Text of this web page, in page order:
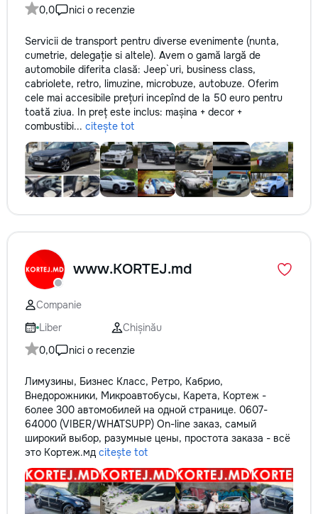
0,0
nici o recenzie
Servicii de transport pentru diverse evenimente (nunta,
cumetrie, delegație si altele). Avem o gamă largă de
automobile diferita clasă: Jeep`uri, business class,
cabriolete, retro, limuzine, microbuze, autobuze. Oferim
cele mai accesibile prețuri incepînd de la 50 euro pentru
toată ziua. In preț este inclus: mașina + decor +
combustibi... citește tot
www.KORTEJ.md
Companie
Liber
Chișinău
0,0
nici o recenzie
Лимузины, Бизнес Класс, Ретро, Кабрио,
Внедорожники, Микроавтобусы, Карета, Кортеж -
более 300 автомобилей на одной странице. 0607-
64000 (VIBER/WHATSUPP) On-line заказ, самый
широкий выбор, разумные цены, простота заказа - всё
это Кортеж.мд citește tot